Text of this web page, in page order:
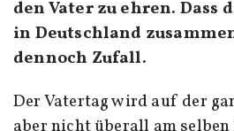
den Vater zu ehren. Dass
in Deutschland
dennoch Zufall.
Der Vatertag wird auf der
aber nicht überall am